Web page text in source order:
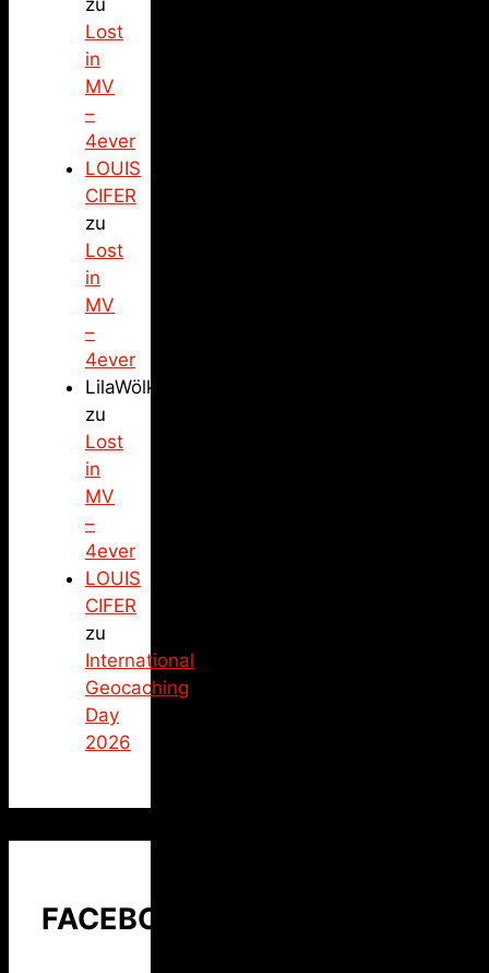
Lost
in
MV
–
4ever
LOUIS
CIFER
zu
Lost
in
MV
–
4ever
LilaWölkchen
zu
Lost
in
MV
–
4ever
LOUIS
CIFER
zu
International
Geocaching
Day
2026
FACEBOOK